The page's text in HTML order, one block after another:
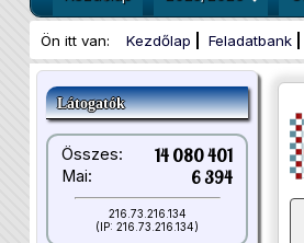
Ön itt van: Kezdőlap Feladatbank
Látogatók
Összes: 14 080 401
Mai: 6 394
216.73.216.134
(IP: 216.73.216.134)